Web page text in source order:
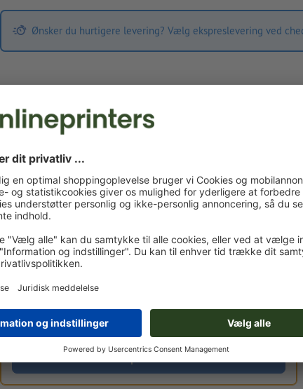
Ønsker du hurtigere levering? Vælg ekspreslevering ved
Mht. forarbejdning af trykdata gælder Aftale om behandling af
Egne trykfiler